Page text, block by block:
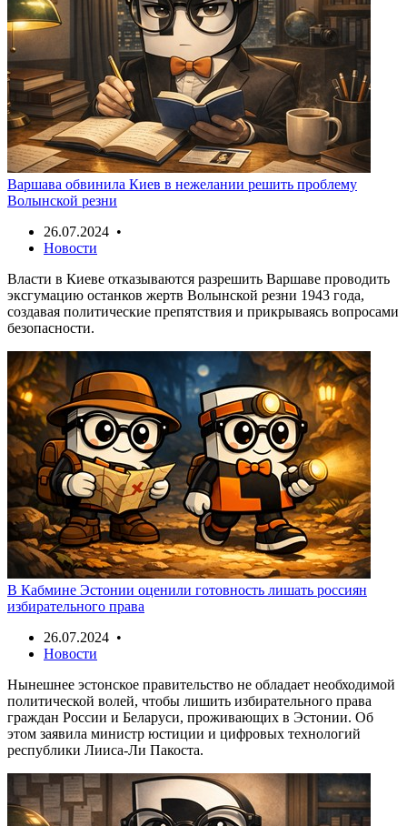
Варшава обвинила Киев в нежелании решить проблему
Волынской резни
26.07.2024 •
Новости
Власти в Киеве отказываются разрешить Варшаве проводить
эксгумацию останков жертв Волынской резни 1943 года,
создавая политические препятствия и прикрываясь вопросами
безопасности.
В Кабмине Эстонии оценили готовность лишать россиян
избирательного права
26.07.2024 •
Новости
Нынешнее эстонское правительство не обладает необходимой
политической волей, чтобы лишить избирательного права
граждан России и Беларуси, проживающих в Эстонии. Об
этом заявила министр юстиции и цифровых технологий
республики Лииса-Ли Пакоста.